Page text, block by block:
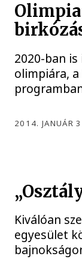
2020-ban
olimpiára,
2014. JANUÁR
Kiválóan
egyesület